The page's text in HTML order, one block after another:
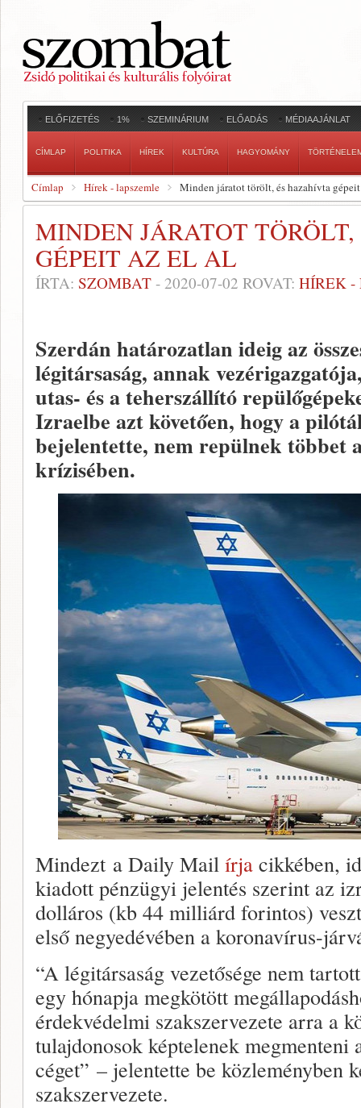
ELŐFIZETÉS 1% SZEMINÁRIUM ELŐADÁS MÉDIAAJÁNLAT
CÍMLAP POLITIKA HÍREK KULTÚRA HAGYOMÁNY
Címlap Hírek - lapszemle Minden járatot törölt, és hazahívta
MINDEN JÁRATOT
GÉPEIT AZ EL AL
ÍRTA: SZOMBAT - 2020-07-02 ROVAT: HÍREK -
Szerdán határozatlan ideig az
légitársaság, annak
utas- és a teherszállító
Izraelbe azt követően, hogy a
bejelentette, nem repülnek többet
krízisében.
Mindezt a Daily Mail írja cikkében,
kiadott pénzügyi jelentés szerint az
dolláros (kb 44 milliárd forintos)
első negyedévében a koronavírus-
“A légitársaság vezetősége nem
egy hónapja megkötött
érdekvédelmi szakszervezete arra a
tulajdonosok képtelenek
céget” – jelentette be közleményben
szakszervezete.